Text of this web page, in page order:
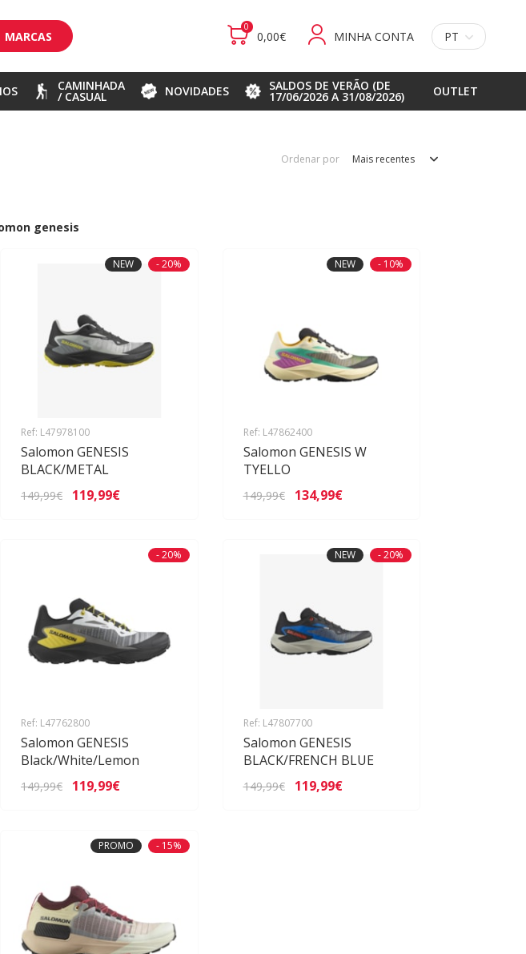
MARCAS
0
0,00€ MINHA CONTA PT
CAMINHADA
/ CASUAL NOVIDADES SALDOS DE VERÃO (DE
17/06/2026 A 31/08/2026) OUTLET
Ordenar por Mais recentes
genesis
NEW - 20%
Ref: L47978100
Salomon GENESIS
BLACK/METAL
149,99€ 119,99€
NEW - 10%
Ref: L47862400
Salomon GENESIS W
TYELLO
149,99€ 134,99€
- 20%
Ref: L47762800
Salomon GENESIS
Black/White/Lemon
149,99€ 119,99€
NEW - 20%
Ref: L47807700
Salomon GENESIS
BLACK/FRENCH BLUE
149,99€ 119,99€
PROMO - 15%